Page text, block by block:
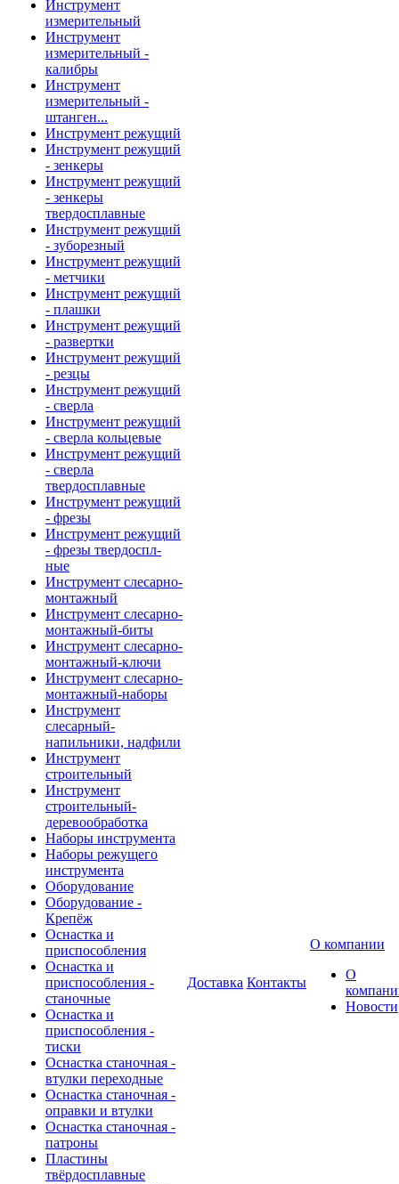
Инструмент
измерительный
Инструмент
измерительный -
калибры
Инструмент
измерительный -
штанген...
Инструмент режущий
Инструмент режущий
- зенкеры
Инструмент режущий
- зенкеры
твердосплавные
Инструмент режущий
- зуборезный
Инструмент режущий
- метчики
Инструмент режущий
- плашки
Инструмент режущий
- развертки
Инструмент режущий
- резцы
Инструмент режущий
- сверла
Инструмент режущий
- сверла кольцевые
Инструмент режущий
- сверла
твердосплавные
Инструмент режущий
- фрезы
Инструмент режущий
- фрезы твердоспл-
ные
Инструмент слесарно-
монтажный
Инструмент слесарно-
монтажный-биты
Инструмент слесарно-
монтажный-ключи
Инструмент слесарно-
монтажный-наборы
Инструмент
слесарный-
напильники, надфили
Инструмент
строительный
Инструмент
строительный-
деревообработка
Наборы инструмента
Наборы режущего
инструмента
Оборудование
Оборудование -
Крепёж
Оснастка и
приспособления
Оснастка и
приспособления -
станочные
Оснастка и
приспособления -
тиски
Оснастка станочная -
втулки переходные
Оснастка станочная -
оправки и втулки
Оснастка станочная -
патроны
Пластины
твёрдосплавные
Доставка Контакты
О компании
О
Новости